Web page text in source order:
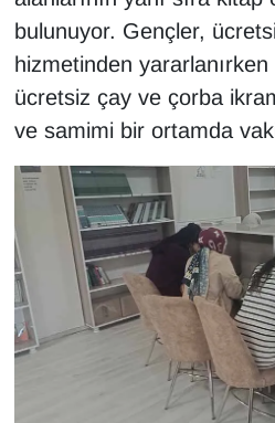
bulunuyor. Gençler,
hizmetinden
ücretsiz çay ve çorba
ve samimi bir ortamda
KURDÎ
MAGAZİN
MEDYA
ONE EKONOMİ
POLİTİKA
Resmi İlanlar